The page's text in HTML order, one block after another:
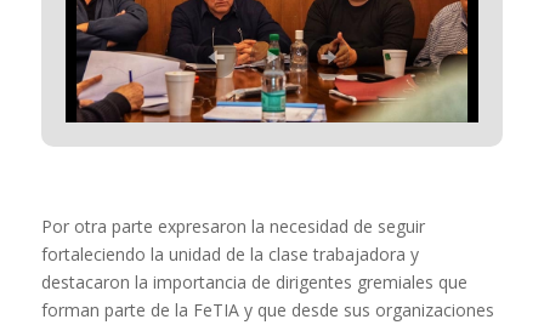
Por otra parte expresaron la necesidad de seguir
fortaleciendo la unidad de la clase trabajadora y
destacaron la importancia de dirigentes gremiales que
forman parte de la FeTIA y que desde sus organizaciones